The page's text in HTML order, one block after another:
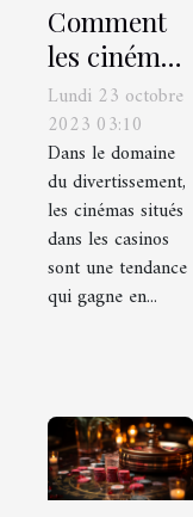
Comment
les cinémas
dans les
casinos
contribuent
à
l'économie
locale
Lundi 23 octobre
2023 03:10
Dans le domaine
du divertissement,
les cinémas situés
dans les casinos
sont une tendance
qui gagne en...